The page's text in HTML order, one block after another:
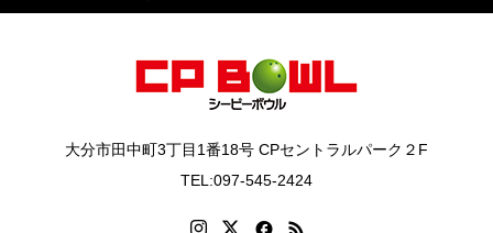
大分市田中町3丁目1番18号 CPセントラルパーク２F
TEL:097-545-2424